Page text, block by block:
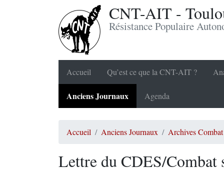
CNT-AIT -
Résistance Populaire
Accueil Qu’est ce que la CNT-AIT ?
Anciens Journaux Agenda
Accueil Anciens Journaux Archives
Lettre du CDES/Combat